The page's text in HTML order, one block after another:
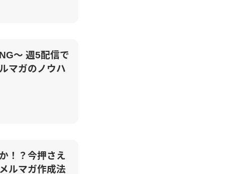
～ 週5配信で
マガのノウハ
！？今押さえ
ルマガ作成法